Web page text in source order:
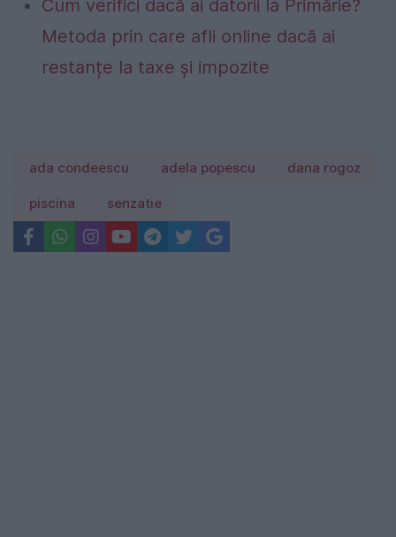
Cum verifici dacă ai datorii la Primărie?
Metoda prin care afli online dacă ai
restanțe la taxe și impozite
ada condeescu adela popescu dana rogoz
piscina senzatie